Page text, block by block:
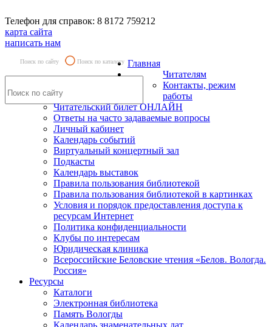
Телефон для справок: 8 8172 759212
карта сайта
написать нам
Поиск по сайту Поиск по каталогу Главная
Читателям
Контакты, режим
работы
Читательский билет ОНЛАЙН
Ответы на часто задаваемые вопросы
Личный кабинет
Календарь событий
Виртуальный концертный зал
Подкасты
Календарь выставок
Правила пользования библиотекой
Правила пользования библиотекой в картинках
Условия и порядок предоставления доступа к
ресурсам Интернет
Политика конфиденциальности
Клубы по интересам
Юридическая клиника
Всероссийские Беловские чтения «Белов. Вологда.
Россия»
Ресурсы
Каталоги
Электронная библиотека
Память Вологды
Календарь знаменательных дат